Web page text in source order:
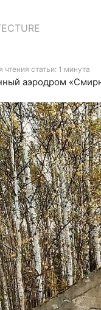
статьи: 1 минута
аэродром